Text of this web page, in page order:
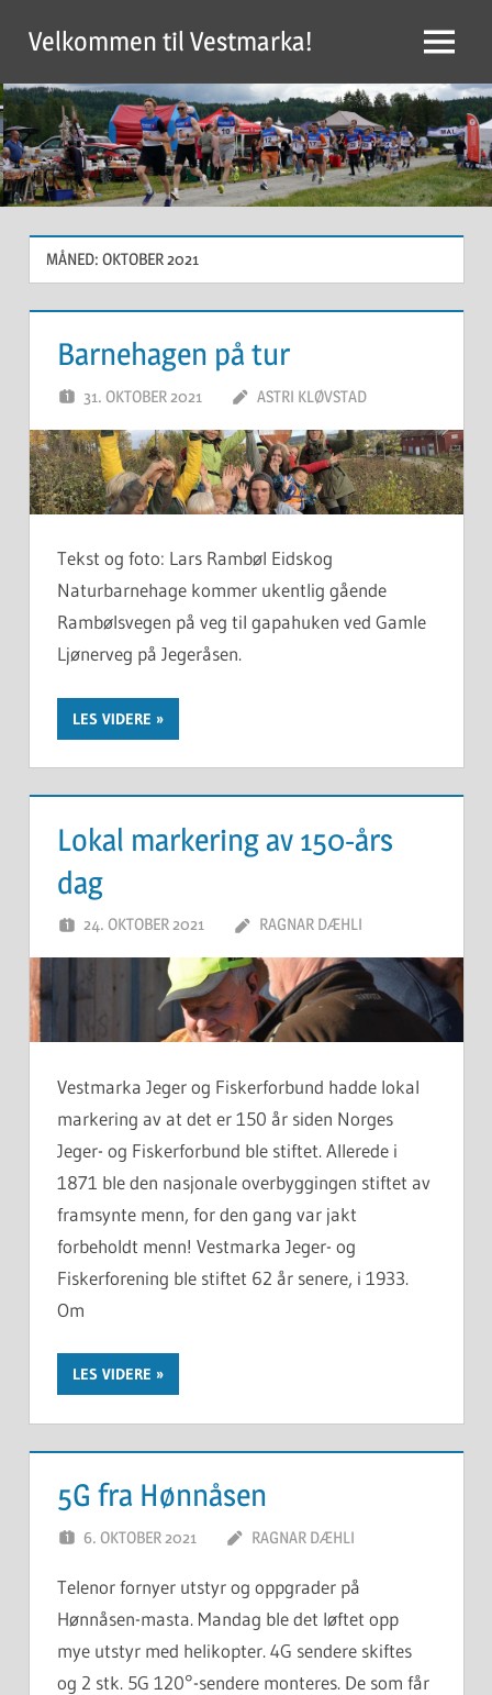
content
Velkommen til Vestmarka! Menu
MÅNED: OKTOBER 2021
Barnehagen på tur
31. OKTOBER 2021 ASTRI KLØVSTAD
Tekst og foto: Lars Rambøl Eidskog
Naturbarnehage kommer ukentlig gående
Rambølsvegen på veg til gapahuken ved Gamle
Ljønerveg på Jegeråsen.
LES VIDERE
Lokal markering av 150-års
dag
24. OKTOBER 2021 RAGNAR DÆHLI
Vestmarka Jeger og Fiskerforbund hadde lokal
markering av at det er 150 år siden Norges
Jeger- og Fiskerforbund ble stiftet. Allerede i
1871 ble den nasjonale overbyggingen stiftet av
framsynte menn, for den gang var jakt
forbeholdt menn! Vestmarka Jeger- og
Fiskerforening ble stiftet 62 år senere, i 1933.
Om
LES VIDERE
5G fra Hønnåsen
6. OKTOBER 2021 RAGNAR DÆHLI
Telenor fornyer utstyr og oppgrader på
Hønnåsen-masta. Mandag ble det løftet opp
mye utstyr med helikopter. 4G sendere skiftes
og 2 stk. 5G 120°-sendere monteres. De som får